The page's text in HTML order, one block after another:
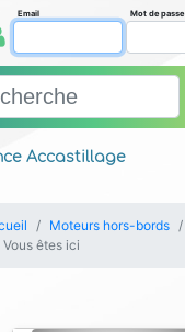
Accastillage
Email Mot de passe
Moteurs hors-bords
Vous êtes ici